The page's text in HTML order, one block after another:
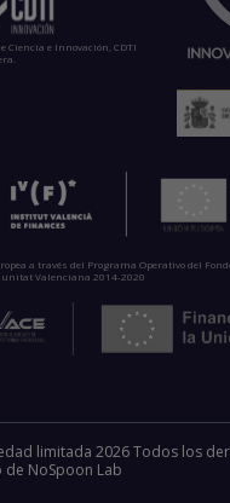
Ciencia e Innovación, CDTI
a través del Programa Operativo del
Valenciana 2014-2020
limitada 2026 Todos los
de NoSpoon Lab